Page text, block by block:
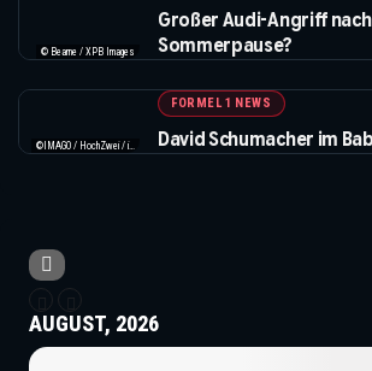
© Bearne / XPB Images
Großer Audi-Angriff
Sommerpause?
©IMAGO / HochZwei / instagram.com/davidschumacher_official
FORMEL 1 NEWS
David Schumacher im
AUGUST, 2026